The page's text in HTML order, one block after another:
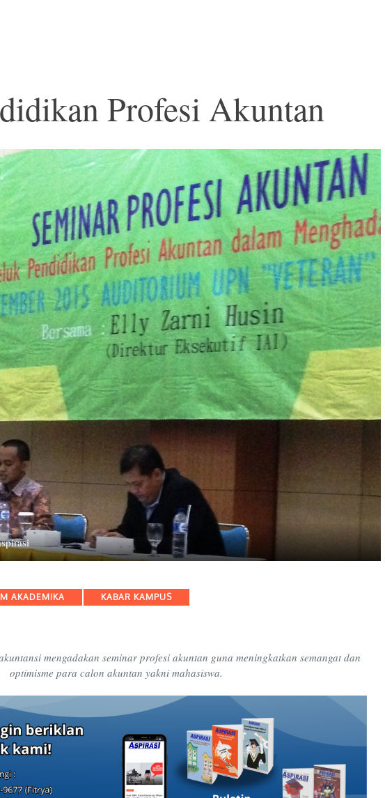
Profesi Akuntan
AKADEMIKA KABAR KAMPUS
mengadakan seminar profesi akuntan guna meningkatkan semangat dan
optimisme para calon akuntan yakni mahasiswa.